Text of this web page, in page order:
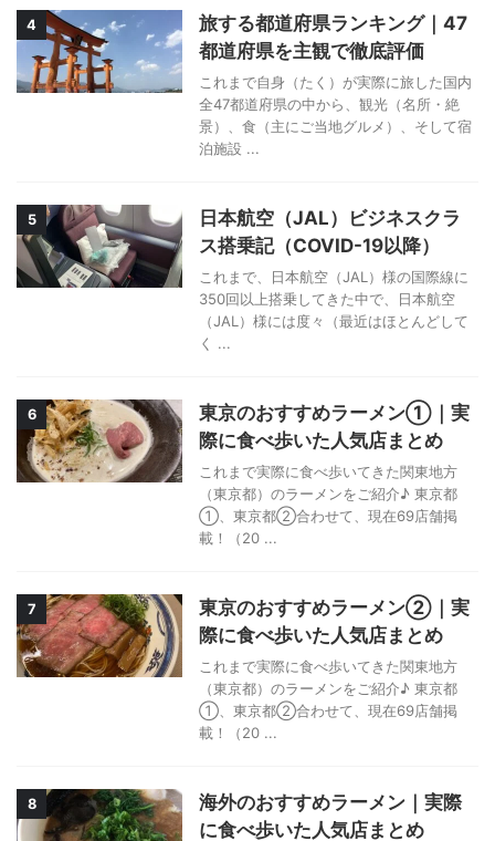
4
旅する都道府県ランキング｜47
都道府県を主観で徹底評価
これまで自身（たく）が実際に旅した国内
全47都道府県の中から、観光（名所・絶
景）、食（主にご当地グルメ）、そして宿
泊施設 ...
5
日本航空（JAL）ビジネスクラ
ス搭乗記（COVID-19以降）
これまで、日本航空（JAL）様の国際線に
350回以上搭乗してきた中で、日本航空
（JAL）様には度々（最近はほとんどして
く ...
6
東京のおすすめラーメン①｜実
際に食べ歩いた人気店まとめ
これまで実際に食べ歩いてきた関東地方
（東京都）のラーメンをご紹介♪ 東京都
①、東京都②合わせて、現在69店舗掲
載！（20 ...
7
東京のおすすめラーメン②｜実
際に食べ歩いた人気店まとめ
これまで実際に食べ歩いてきた関東地方
（東京都）のラーメンをご紹介♪ 東京都
①、東京都②合わせて、現在69店舗掲
載！（20 ...
8
海外のおすすめラーメン｜実際
に食べ歩いた人気店まとめ